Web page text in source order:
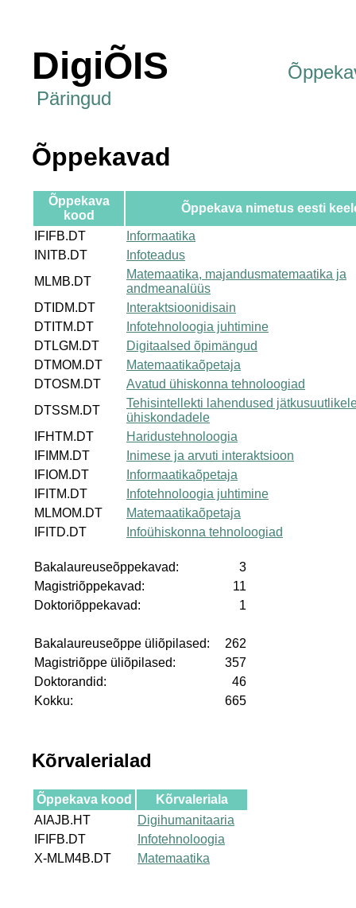
DigiÕIS
Päringud
Õppekavad
Õppekava
kood
Õppekava nimetus eesti
IFIFB.DT
Informaatika
INITB.DT
Infoteadus
MLMB.DT
Matemaatika, majandusmatemaatika ja
andmeanalüüs
DTIDM.DT
Interaktsioonidisain
DTITM.DT
Infotehnoloogia juhtimine
DTLGM.DT
Digitaalsed õpimängud
DTMOM.DT
Matemaatikaõpetaja
DTOSM.DT
Avatud ühiskonna tehnoloogiad
DTSSM.DT
Tehisintellekti lahendused
ühiskondadele
IFHTM.DT
Haridustehnoloogia
IFIMM.DT
Inimese ja arvuti interaktsioon
IFIOM.DT
Informaatikaõpetaja
IFITM.DT
Infotehnoloogia juhtimine
MLMOM.DT
Matemaatikaõpetaja
IFITD.DT
Infoühiskonna tehnoloogiad
Bakalaureuseõppekavad:
3
Magistriõppekavad:
11
Doktoriõppekavad:
1
Bakalaureuseõppe üliõpilased:
262
Magistriõppe üliõpilased:
357
Doktorandid:
46
Kokku:
665
Kõrvalerialad
Õppekava kood
Kõrvaleriala
AIAJB.HT
Digihumanitaaria
IFIFB.DT
Infotehnoloogia
X-MLM4B.DT
Matemaatika